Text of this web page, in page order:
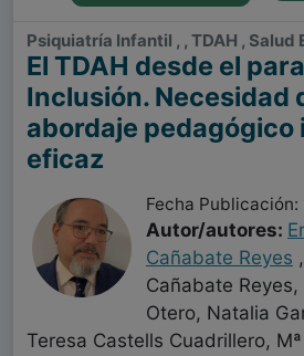
Psiquiatría Infantil , , TDAH , Salud
El TDAH desde el
Inclusión. Necesidad
abordaje pedagógico
eficaz
Fecha
Autor/autores:
Cañabate Reyes
Cañabate
Otero, Natalia
Teresa Castells Cuadrillero,